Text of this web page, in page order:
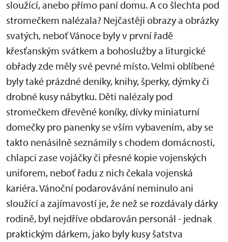
sloužící, anebo přímo paní domu. A co šlechta pod
stromečkem nalézala? Nejčastěji obrazy a obrázky
svatých, neboť Vánoce byly v první řadě
křesťanským svátkem a bohoslužby a liturgické
obřady zde měly své pevné místo. Velmi oblíbené
byly také prázdné deníky, knihy, šperky, dýmky či
drobné kusy nábytku. Děti nalézaly pod
stromečkem dřevěné koníky, dívky miniaturní
domečky pro panenky se vším vybavením, aby se
takto nenásilně seznámily s chodem domácnosti,
chlapci zase vojáčky či přesné kopie vojenských
uniforem, neboť řadu z nich čekala vojenská
kariéra. Vánoční podarovávání neminulo ani
sloužící a zajímavostí je, že než se rozdávaly dárky
rodině, byl nejdříve obdarován personál - jednak
praktickým dárkem, jako byly kusy šatstva